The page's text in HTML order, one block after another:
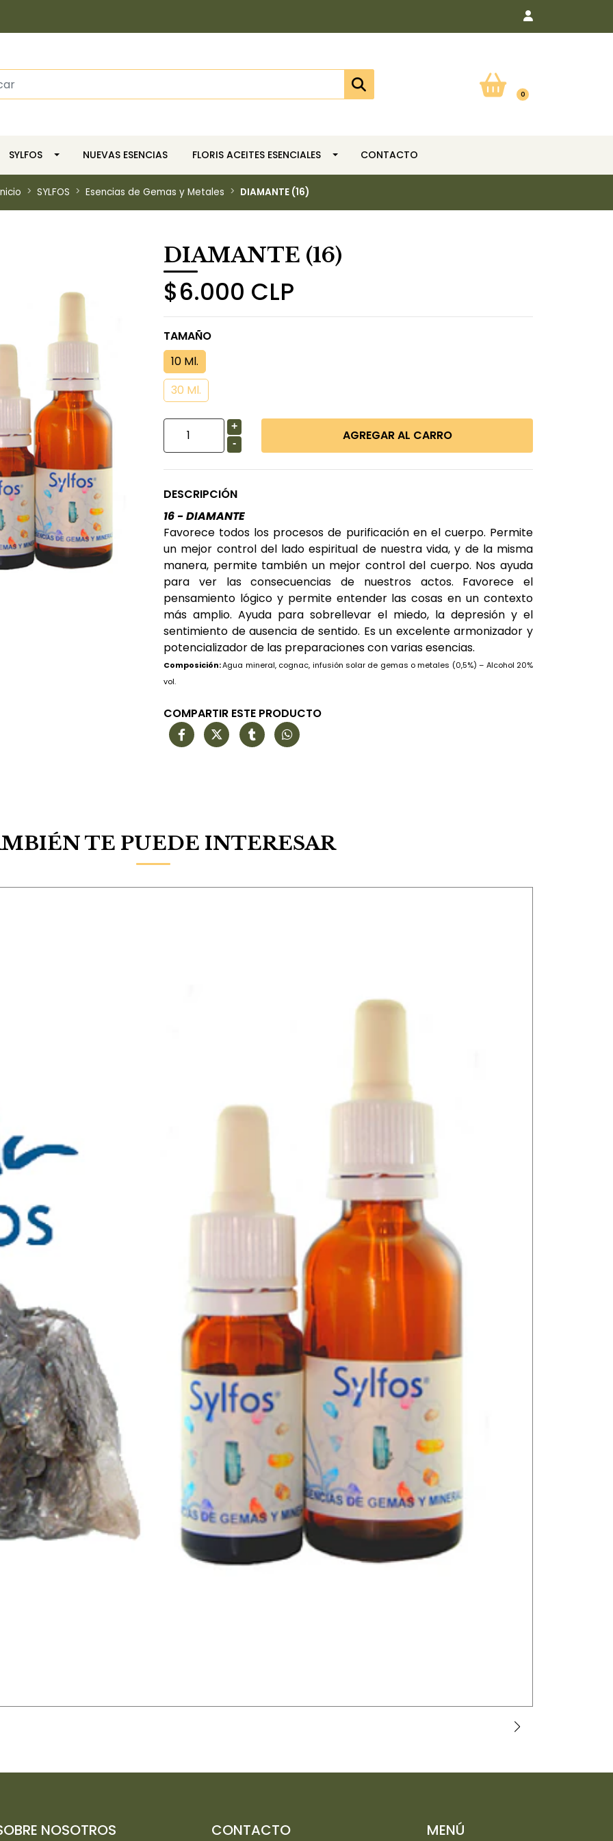
0
SYLFOS NUEVAS ESENCIAS FLORIS ACEITES ESENCIALES CONTACTO
SYLFOS Esencias de Gemas y Metales DIAMANTE (16)
DIAMANTE (16)
$6.000 CLP
TAMAÑO
10 Ml.
30 Ml.
+
-
DESCRIPCIÓN
16 - DIAMANTE
Favorece todos los procesos de purificación en el cuerpo. Permite
un mejor control del lado espiritual de nuestra vida, y de la misma
manera, permite también un mejor control del cuerpo. Nos ayuda
para ver las consecuencias de nuestros actos. Favorece el
pensamiento lógico y permite entender las cosas en un contexto
más amplio. Ayuda para sobrellevar el miedo, la depresión y el
sentimiento de ausencia de sentido. Es un excelente armonizador y
potencializador de las preparaciones con varias esencias.
Composición:Agua mineral, cognac, infusión solar de gemas o metales (0,5%) – Alcohol 20%
vol.
COMPARTIR ESTE PRODUCTO
TE PUEDE INTERESAR
NOSOTROS CONTACTO MENÚ